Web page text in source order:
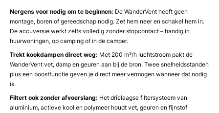
Nergens voor nodig om te beginnen: De WanderVent heeft geen
montage, boren of gereedschap nodig. Zet hem neer en schakel hem in.
De accuversie werkt zelfs volledig zonder stopcontact – handig in
huurwoningen, op camping of in de camper.
Trekt kookdampen direct weg: Met 200 m³/h luchtstroom pakt de
WanderVent vet, damp en geuren aan bij de bron. Twee snelheidsstanden
plus een boostfunctie geven je direct meer vermogen wanneer dat nodig
is.
Filtert ook zonder afvoerslang: Het drielaagse filtersysteem van
aluminium, actieve kool en polymeer houdt vet, geuren en fijnstof